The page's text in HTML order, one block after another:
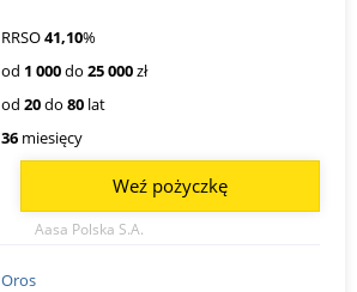
RRSO41,10%
od 1 000do 25 000zł
od 20do 80 lat
36 miesięcy
Aasa Polska S.A.
Weź pożyczkę
Oros